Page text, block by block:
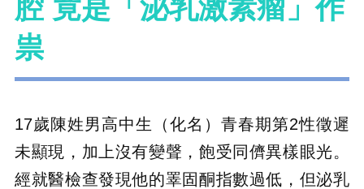
腔 竟是「泌乳激素瘤」作
祟
17歲陳姓男高中生（化名）青春期第2性徵遲
未顯現，加上沒有變聲，飽受同儕異樣眼光。
經就醫檢查發現他的睪固酮指數過低，但泌乳